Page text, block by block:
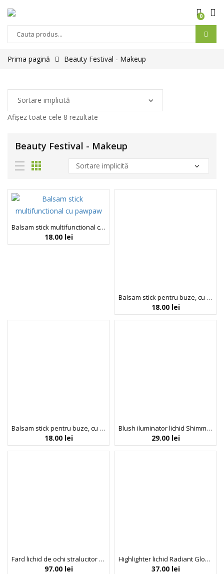
0
Prima pagină Beauty Festival - Makeup
Afișez toate cele 8 rezultate
Beauty Festival - Makeup
Balsam stick multifunctional cu pawpaw, ulei de ricin si aloe vera, Original Balm, Dr.PAWPAW, 4 g
18.00 lei
Balsam stick pentru buze, cu aroma de mango si pawpaw, ulei de ricin si aloe vera, Dr.PAWPAW, 4 g
18.00 lei
Balsam stick pentru buze, cu aroma de pepene verde si pawpaw, ulei de ricin si aloe vera, Dr.PAWPAW, 4 g
18.00 lei
Blush iluminator lichid Shimmer Hour Blushlighter, nuanta Peach Mimosa, Profusion Cosmetics, 6 ml
29.00 lei
Fard lichid de ochi stralucitor Gloweye – LILIAC TAUPE 06, Blondesister, 2,5 ml
97.00 lei
Highlighter lichid Radiant Glow, nuanta Champagne, Profusion Cosmetics, 14.5 ml
37.00 lei